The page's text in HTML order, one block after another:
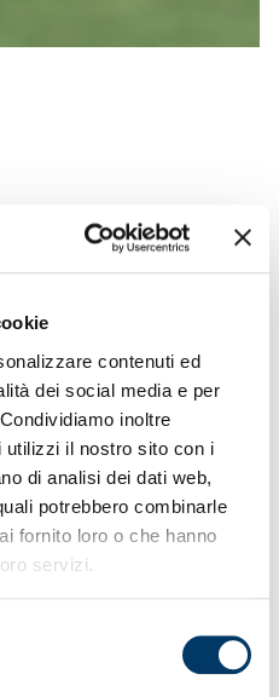
contenuti ed
dei social media e per
inoltre
utilizzi il nostro sito con i
di analisi dei dati web,
potrebbero combinarle
fornito loro o che hanno
servizi.
DI
media si è tenuto prima
Sportivo Gianluca